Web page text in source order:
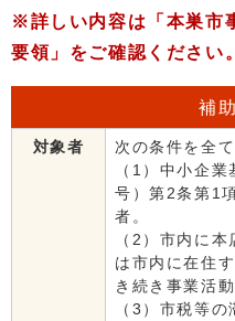
※詳しい内容は「本巣市
要領」をご確認ください。
補
対象者
次の条件を全
（1）中小企
号）第2条第1
者。
（2）市内に
は市内に在住
き続き事業活
（3）市税等の